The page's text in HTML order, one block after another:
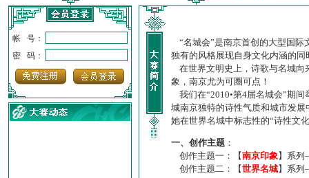
帐 号：
密 码：
“名城会”是南京首创的大型国际
独有的风格展现自身文化内涵的
在世界文明史上，诗歌与名城向
象，南京尤为可圈可点！
我们在“2010•第4届名城会”期
城南京独特的诗性气质和城市发
她在世界名城中标志性的“诗性文
一、创作主题 ：
创作主题一：【南京印象】系
创作主题二：【世界名城】系